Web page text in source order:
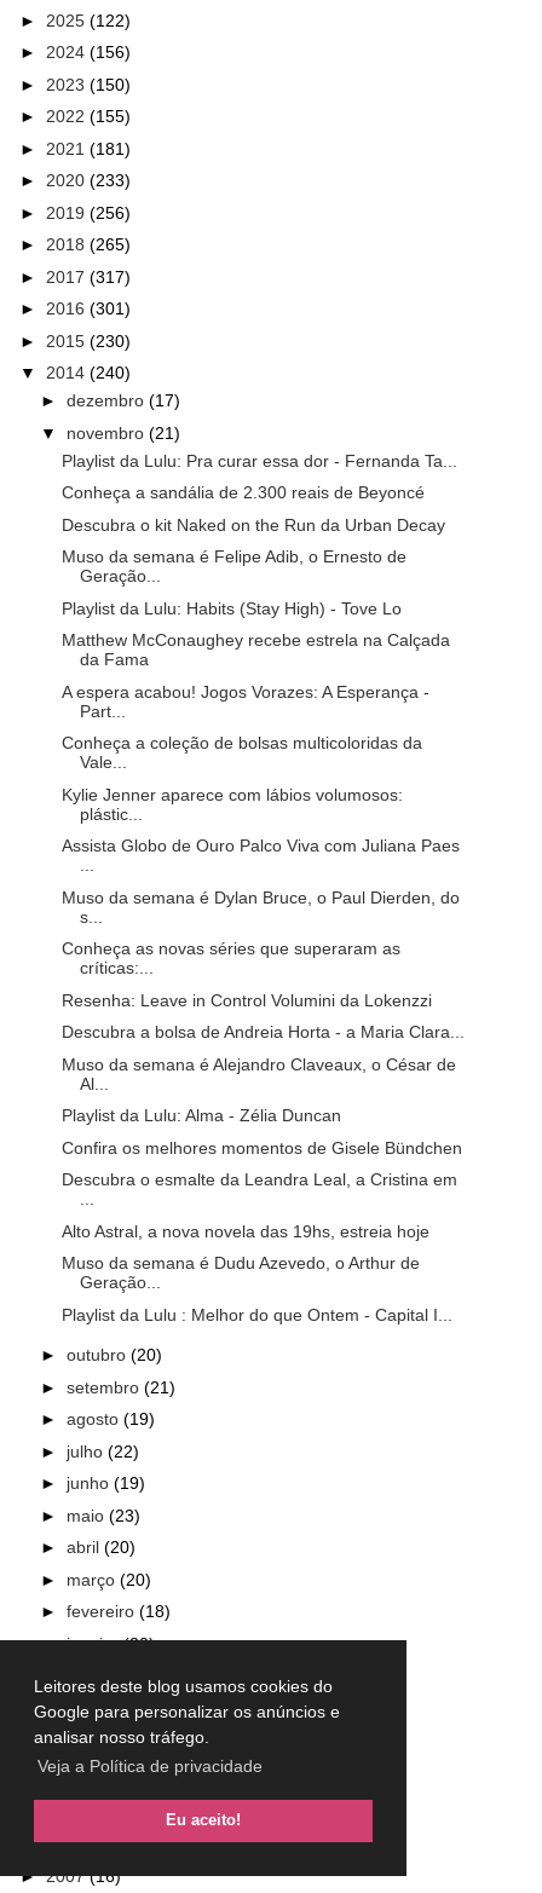
Leitores deste blog usamos cookies do
Google para personalizar os anúncios e
analisar nosso tráfego.
Veja a Política de privacidade
Eu aceito!
► 2025 (122)
► 2024 (156)
► 2023 (150)
► 2022 (155)
► 2021 (181)
► 2020 (233)
► 2019 (256)
► 2018 (265)
► 2017 (317)
► 2016 (301)
► 2015 (230)
▼ 2014 (240)
► dezembro (17)
▼ novembro (21)
Playlist da Lulu: Pra curar essa dor - Fernanda Ta...
Conheça a sandália de 2.300 reais de Beyoncé
Descubra o kit Naked on the Run da Urban Decay
Muso da semana é Felipe Adib, o Ernesto de
Geração...
Playlist da Lulu: Habits (Stay High) - Tove Lo
Matthew McConaughey recebe estrela na Calçada
da Fama
A espera acabou! Jogos Vorazes: A Esperança -
Part...
Conheça a coleção de bolsas multicoloridas da
Vale...
Kylie Jenner aparece com lábios volumosos:
plástic...
Assista Globo de Ouro Palco Viva com Juliana Paes
Muso da semana é Dylan Bruce, o Paul Dierden, do
s...
Conheça as novas séries que superaram as
críticas:...
Resenha: Leave in Control Volumini da Lokenzzi
Descubra a bolsa de Andreia Horta - a Maria Clara...
Muso da semana é Alejandro Claveaux, o César de
Al...
Playlist da Lulu: Alma - Zélia Duncan
Confira os melhores momentos de Gisele Bündchen
Descubra o esmalte da Leandra Leal, a Cristina em
Alto Astral, a nova novela das 19hs, estreia hoje
Muso da semana é Dudu Azevedo, o Arthur de
Geração...
Playlist da Lulu : Melhor do que Ontem - Capital I...
► outubro (20)
► setembro (21)
► agosto (19)
► julho (22)
► junho (19)
► maio (23)
► abril (20)
► março (20)
► fevereiro (18)
►janeiro(20)
►2013(157)
►2012 (101)
►2011(33)
2010
►2008(24)
►2007(16)